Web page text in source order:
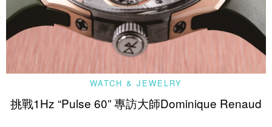
WATCH & JEWELRY
挑戰1Hz “Pulse 60” 專訪大師Dominique Renaud